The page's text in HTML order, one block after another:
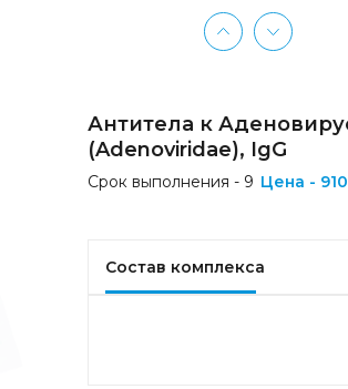
TORCH-комплекс, скрининг
Аллергокомплекс «Пищевая
аллергия» IgE (ImmunoCAP)
(Яичный белок f1, Молоко
Аллергокомплекс «Прогноз
Антитела к
(Adenoviridae), IgG
Срок выполнения - 9 Цена -
Состав комплекса